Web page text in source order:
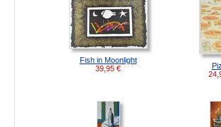
Fish in Moonlight
39,95 €